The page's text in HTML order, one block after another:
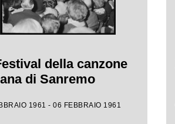
della canzone
di Sanremo
1961 - 06 FEBBRAIO 1961